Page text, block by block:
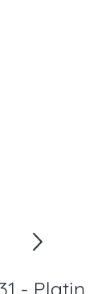
- Platin